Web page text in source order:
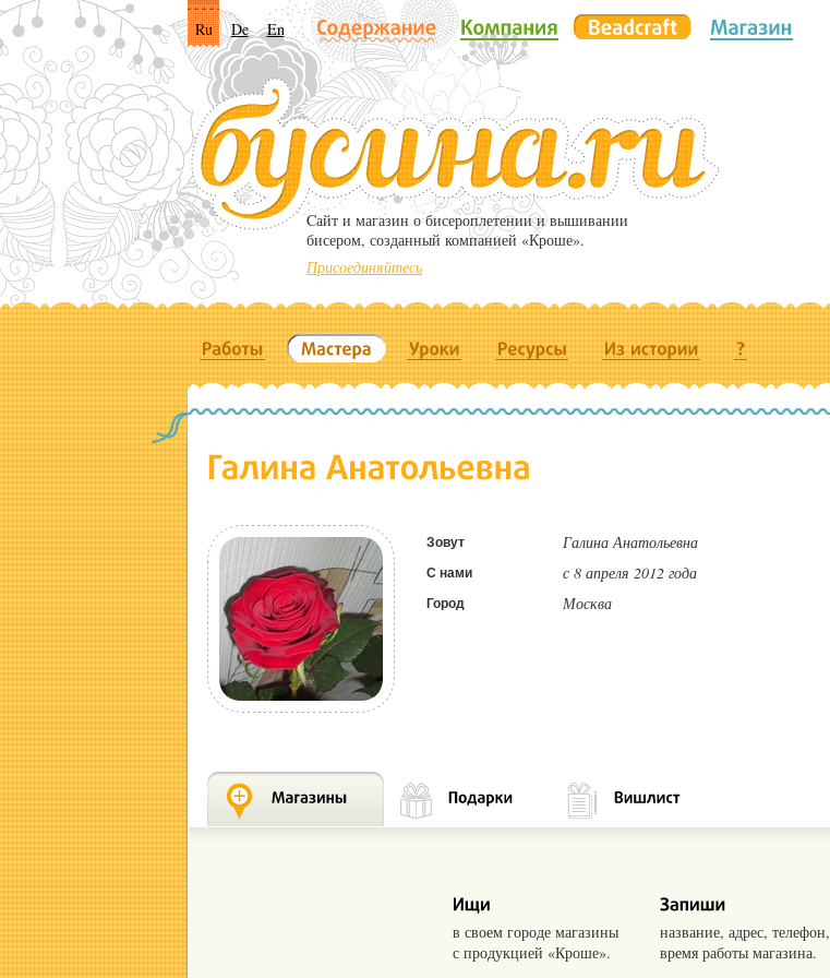
Ru De En
Cайт и магазин о бисероплетении и вышивании
бисером, созданный компанией «Кроше».
Присоединяйтесь
Зовут Галина Анатольевна
С нами с 8 апреля 2012 года
Город Москва
в своем городе магазины
с продукцией «Кроше».
название, адрес, телефон,
время работы магазина.